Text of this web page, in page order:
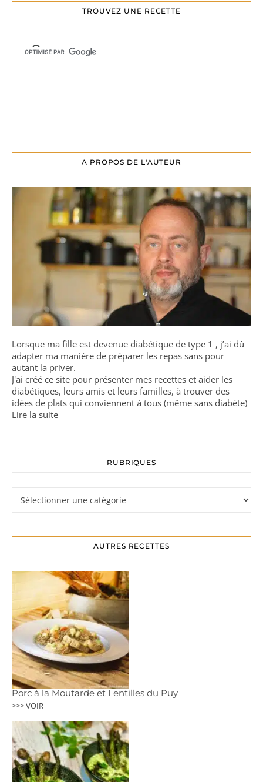
TROUVEZ UNE RECETTE
A PROPOS DE L'AUTEUR
Lorsque ma fille est devenue diabétique de type 1 , j’ai dû
adapter ma manière de préparer les repas sans pour
autant la priver.
J'ai créé ce site pour présenter mes recettes et aider les
diabétiques, leurs amis et leurs familles, à trouver des
idées de plats qui conviennent à tous (même sans diabète)
Lire la suite
RUBRIQUES
AUTRES RECETTES
Porc à la Moutarde et Lentilles du Puy
>>> VOIR